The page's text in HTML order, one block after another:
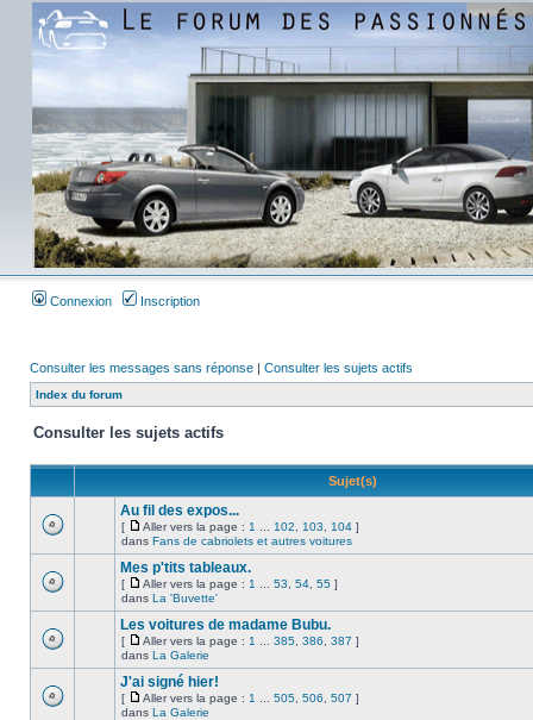
Connexion Inscription
Consulter les messages sans réponse | Consulter les sujets actifs
Index du forum
Consulter les sujets actifs
Sujet(s)
Au fil des expos...
[ Aller vers la page : 1 102 103 104 ]
dans Fans de cabriolets et autres voitures
Mes p'tits tableaux.
[ Aller vers la page : 1 53 54 55 ]
dans La 'Buvette'
Les voitures de madame Bubu.
[ Aller vers la page : 1 385 386 387 ]
dans La Galerie
J'ai signé hier!
[ Aller vers la page : 1 505 506 507 ]
dans La Galerie